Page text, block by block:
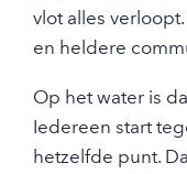
vlot alles
en heldere
Op het water is
Iedereen start
hetzelfde punt.